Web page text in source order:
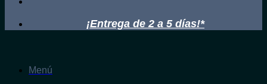
¡Entrega de 2 a 5 días!*
Menú